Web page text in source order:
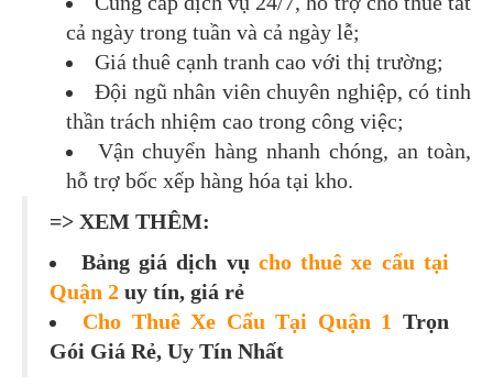
cả ngày trong tuần và cả ngày lễ;
Giá thuê cạnh tranh cao với thị trường;
Đội ngũ nhân viên chuyên nghiệp, có tinh
thần trách nhiệm cao trong công việc;
Vận chuyển hàng nhanh chóng, an toàn,
hỗ trợ bốc xếp hàng hóa tại kho.
=> XEM THÊM:
Bảng giá dịch vụ cho thuê xe cẩu tại
Quận 2 uy tín, giá rẻ
Cho Thuê Xe Cẩu Tại Quận 1 Trọn
Gói Giá Rẻ, Uy Tín Nhất